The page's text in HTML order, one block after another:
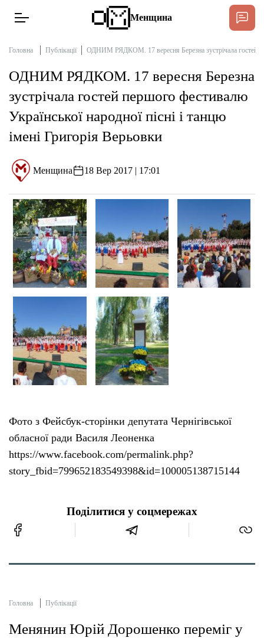
Новини
Інтерв’ю
Тексти
Публікації
Про нас
Бюджет
Тендери
Контакти
Підтримати «місцевих»
Редакційна політика
Менщина
Головна Публікації ОДНИМ РЯДКОМ. 17 вересня Березна зустрічала гостей
ОДНИМ РЯДКОМ. 17 вересня Березна
зустрічала гостей першого фестивалю
Української народної пісні і танцю
імені Григорія Верьовки
Менщина 18 Вер 2017 | 17:01
Фото з Фейсбук-сторінки депутата Чернігівської
обласної ради Василя Леоненка
https://www.facebook.com/permalink.php?
story_fbid=799652183549398&id=100005138715144
Поділитися у соцмережах
Головна Публікації
Менянин Юрій Дорошенко переміг у